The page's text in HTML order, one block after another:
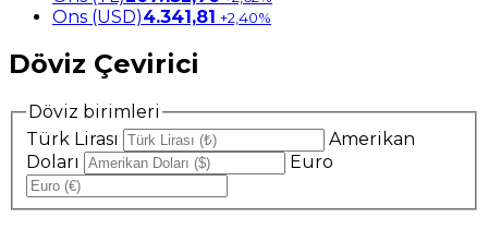
Ons (USD)4.341,81 +2,40%
Döviz Çevirici
Döviz birimleri
Türk Lirası
Amerikan
Doları
Euro